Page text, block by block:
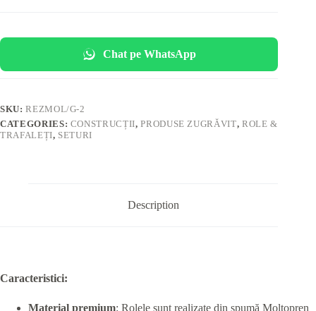
Chat pe WhatsApp
SKU:REZMOL/G-2
CATEGORIES: CONSTRUCȚII,PRODUSE ZUGRĂVIT, ROLE &
TRAFALEȚI, SETURI
Description
Caracteristici:
Material premium: Rolele sunt realizate din spumă Moltopren